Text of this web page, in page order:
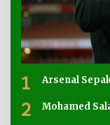
1 Arsenal
2 Mohamed